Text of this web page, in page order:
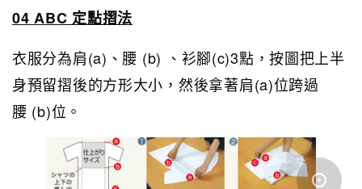
04 ABC 定點摺法
衣服分為肩(a)、腰 (b) 、衫腳(c)3點，按圖把上半
身預留摺後的方形大小，然後拿著肩(a)位跨過
腰 (b)位。